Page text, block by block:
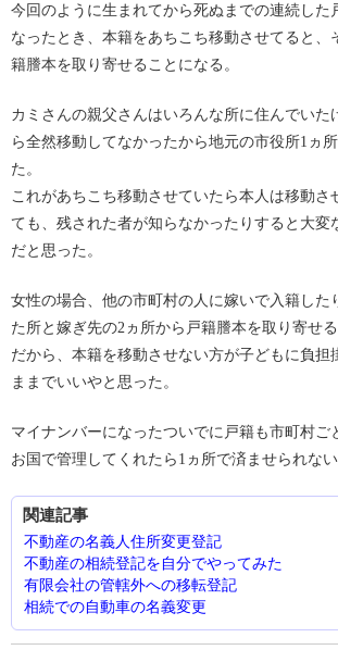
今回のように生まれてから死ぬまでの連続した
なったとき、本籍をあちこち移動させてると、
籍謄本を取り寄せることになる。
カミさんの親父さんはいろんな所に住んでいた
ら全然移動してなかったから地元の市役所1ヵ
た。
これがあちこち移動させていたら本人は移動さ
ても、残された者が知らなかったりすると大変
だと思った。
女性の場合、他の市町村の人に嫁いで入籍した
た所と嫁ぎ先の2ヵ所から戸籍謄本を取り寄せる
だから、本籍を移動させない方が子どもに負担
ままでいいやと思った。
マイナンバーになったついでに戸籍も市町村ご
お国で管理してくれたら1ヵ所で済ませられない
関連記事
不動産の名義人住所変更登記
不動産の相続登記を自分でやってみた
有限会社の管轄外への移転登記
相続での自動車の名義変更